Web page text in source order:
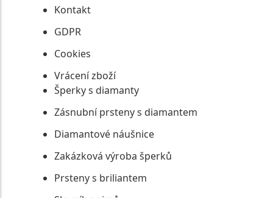
Kontakt
GDPR
Cookies
Vrácení zboží
Šperky s diamanty
Zásnubní prsteny s diamantem
Diamantové náušnice
Zakázková výroba šperků
Prsteny s briliantem